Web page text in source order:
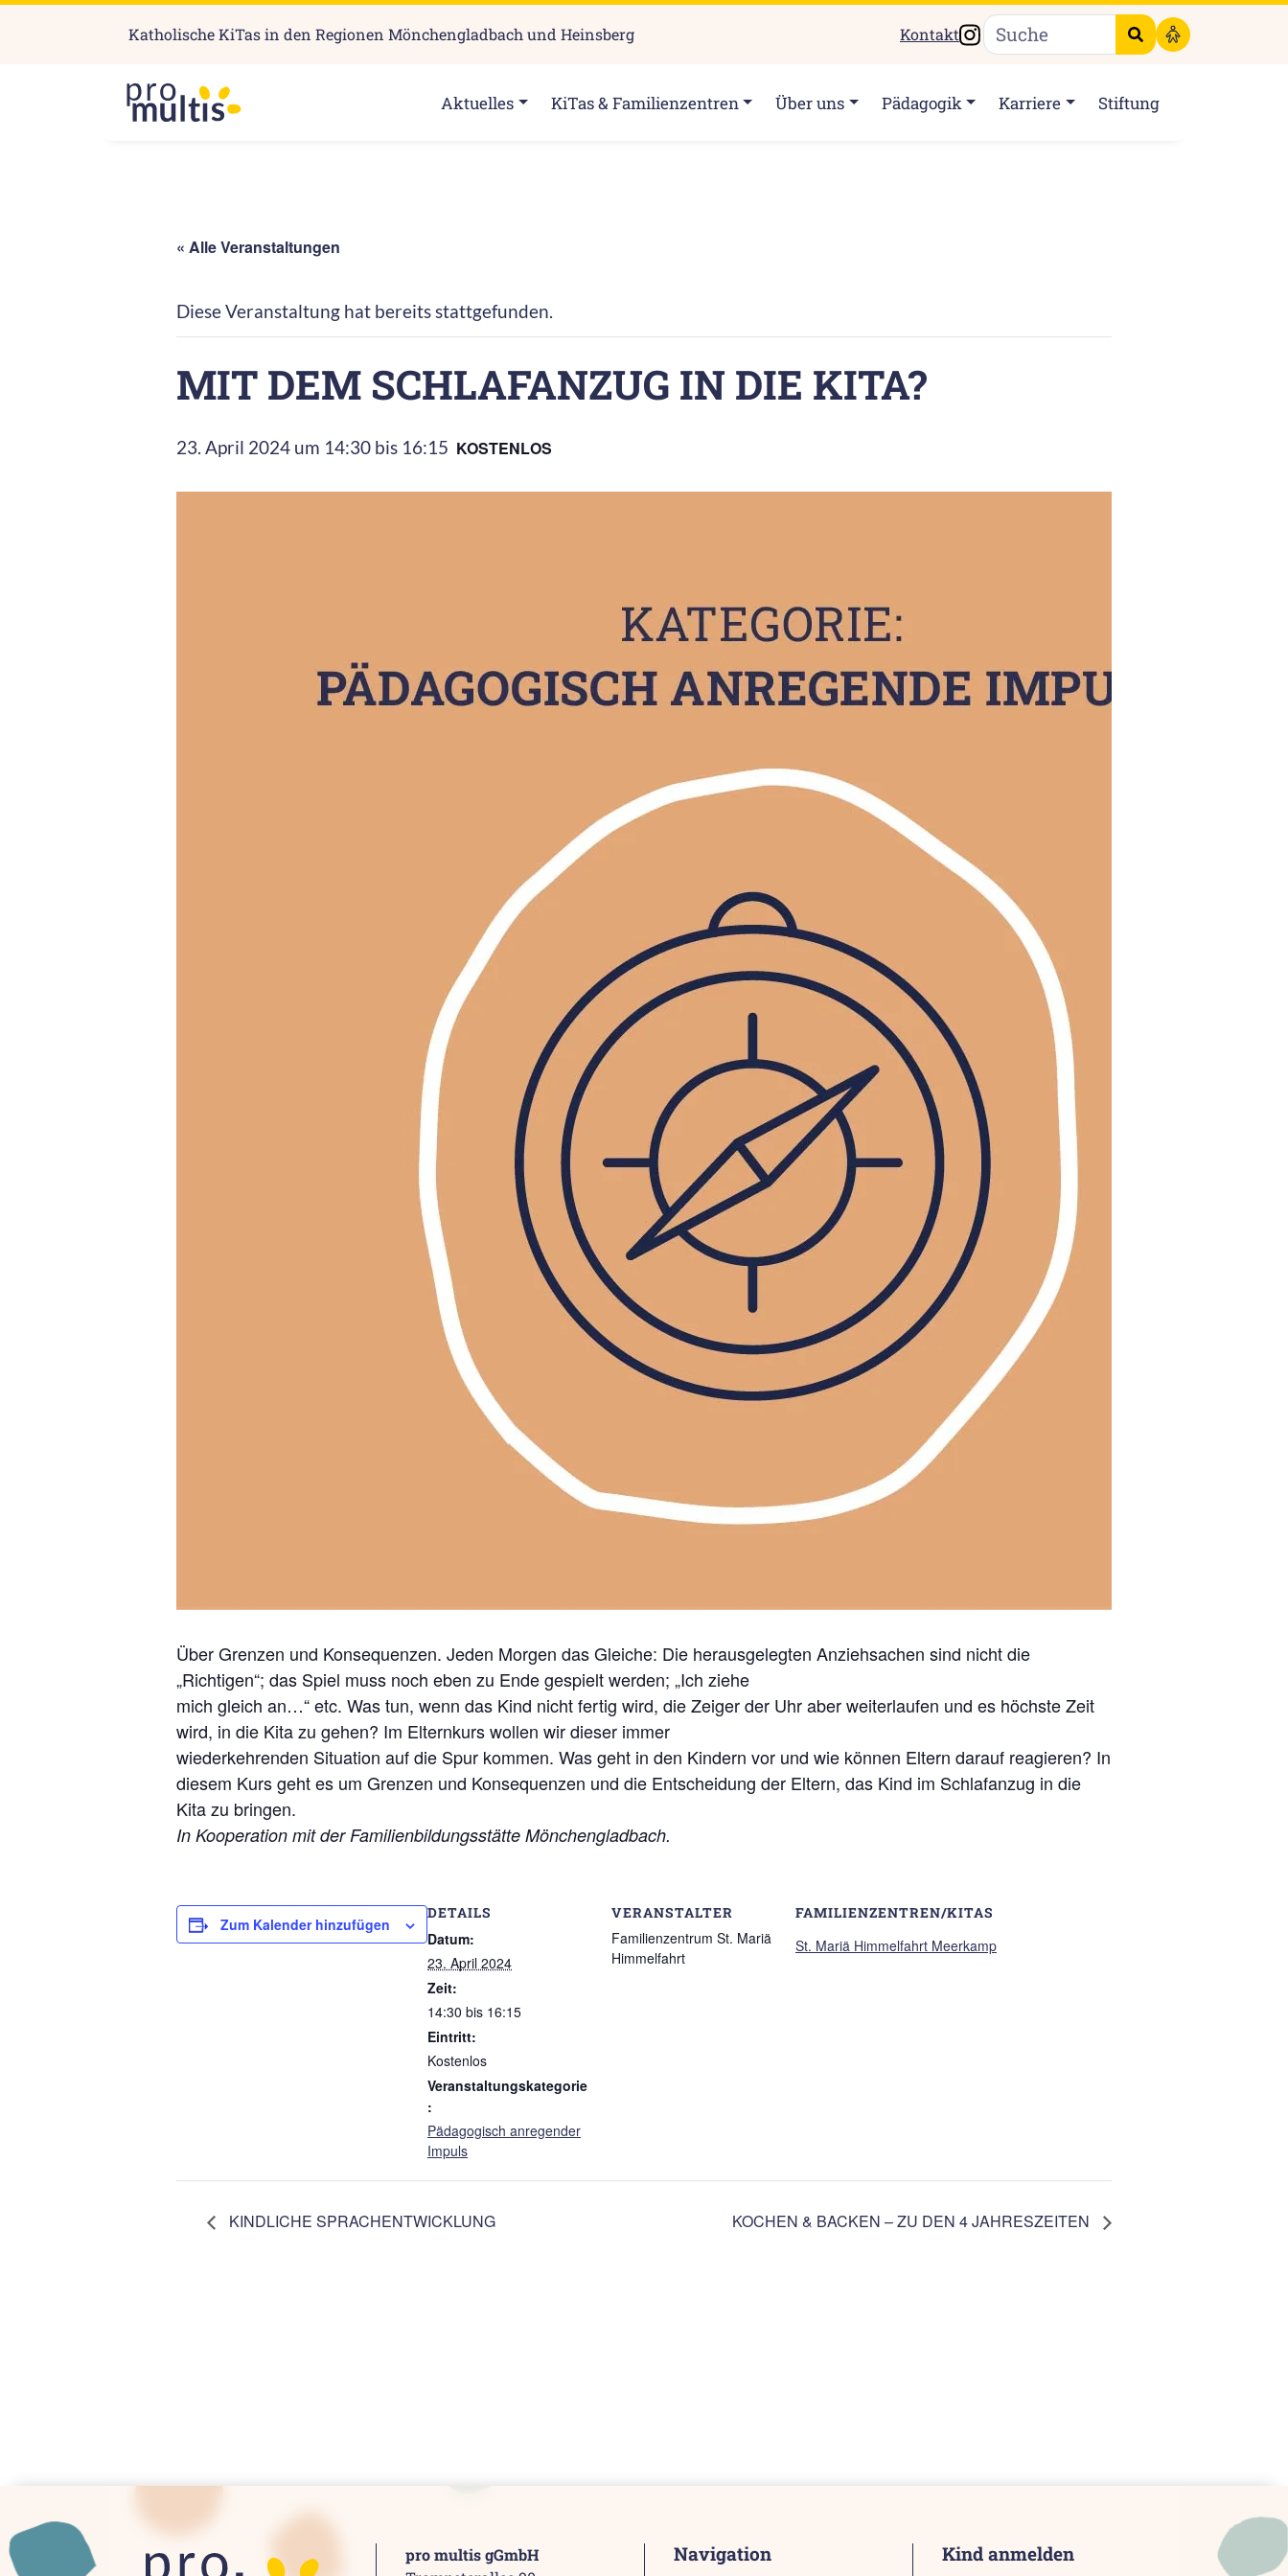
Katholische KiTas in den Regionen Mönchengladbach und Heinsberg Kontakt Instagram
Suche starten
Aktuelles KiTas & Familienzentren Über uns Pädagogik Karriere Stiftung
« Alle Veranstaltungen
Diese Veranstaltung hat bereits stattgefunden.
MIT DEM SCHLAFANZUG IN DIE KITA?
23. April 2024 um 14:30 bis 16:15 KOSTENLOS
Über Grenzen und Konsequenzen. Jeden Morgen das Gleiche: Die herausgelegten Anziehsachen sind nicht die
„Richtigen“; das Spiel muss noch eben zu Ende gespielt werden; „Ich ziehe
mich gleich an…“ etc. Was tun, wenn das Kind nicht fertig wird, die Zeiger der Uhr aber weiterlaufen und es höchste Zeit
wird, in die Kita zu gehen? Im Elternkurs wollen wir dieser immer
wiederkehrenden Situation auf die Spur kommen. Was geht in den Kindern vor und wie können Eltern darauf reagieren? In
diesem Kurs geht es um Grenzen und Konsequenzen und die Entscheidung der Eltern, das Kind im Schlafanzug in die
Kita zu bringen.
In Kooperation mit der Familienbildungsstätte Mönchengladbach.
Zum Kalender hinzufügen
DETAILS
Datum:
23. April 2024
Zeit:
14:30 bis 16:15
Eintritt:
Kostenlos
Veranstaltungskategorie
:
Pädagogisch anregender
Impuls
VERANSTALTER
Familienzentrum St. Mariä
Himmelfahrt
FAMILIENZENTREN/KITAS
St. Mariä Himmelfahrt Meerkamp
KINDLICHE SPRACHENTWICKLUNG KOCHEN & BACKEN – ZU DEN 4 JAHRESZEITEN
pro multis gGmbH
Navigation Kind anmelden